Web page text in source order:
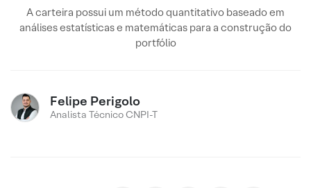
A carteira possui um método quantitativo baseado em
análises estatísticas e matemáticas para a construção do
portfólio
Felipe Perigolo
Analista Técnico CNPI-T